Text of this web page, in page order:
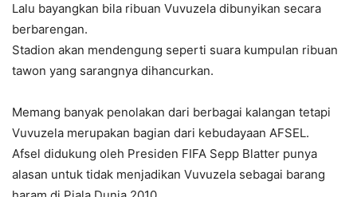
Lalu bayangkan bila ribuan Vuvuzela dibunyikan secara
berbarengan.
Stadion akan mendengung seperti suara kumpulan ribuan
tawon yang sarangnya dihancurkan.
Memang banyak penolakan dari berbagai kalangan tetapi
Vuvuzela merupakan bagian dari kebudayaan AFSEL.
Afsel didukung oleh Presiden FIFA Sepp Blatter punya
alasan untuk tidak menjadikan Vuvuzela sebagai barang